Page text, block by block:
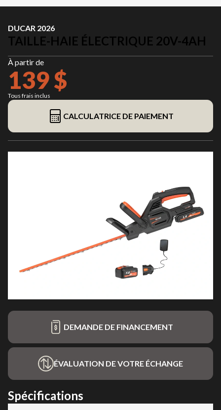
DUCAR 2026
TAILLE-HAIE ÉLECTRIQUE 20V-4AH
À partir de
139 $
Tous frais inclus
CALCULATRICE DE PAIEMENT
DEMANDE DE FINANCEMENT
ÉVALUATION DE VOTRE ÉCHANGE
Spécifications